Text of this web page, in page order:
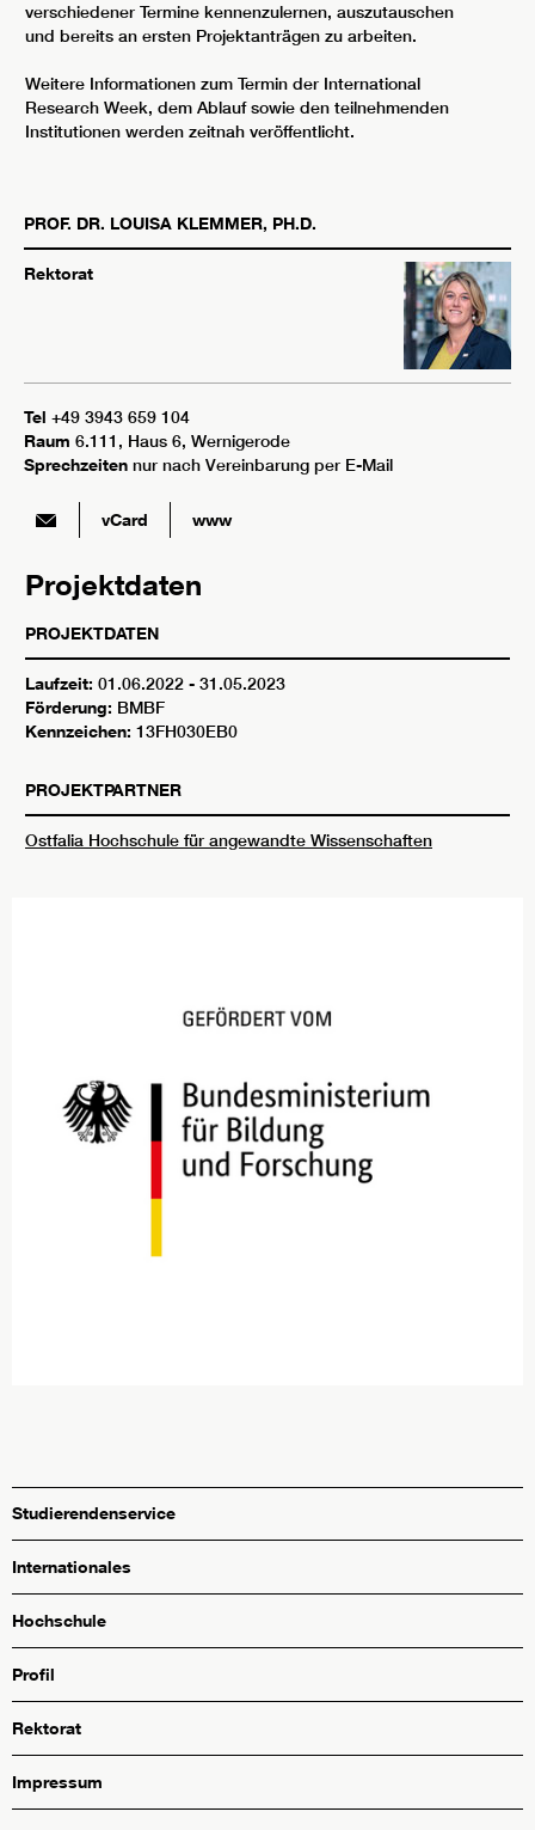
verschiedener Termine kennenzulernen, auszutauschen
und bereits an ersten Projektanträgen zu arbeiten.
Weitere Informationen zum Termin der International
Research Week, dem Ablauf sowie den teilnehmenden
Institutionen werden zeitnah veröffentlicht.
PROF. DR. LOUISA KLEMMER, PH.D.
Rektorat
Tel +49 3943 659 104
Raum 6.111, Haus 6, Wernigerode
Sprechzeiten nur nach Vereinbarung per E-Mail
vCard www
Projektdaten
PROJEKTDATEN
Laufzeit: 01.06.2022 - 31.05.2023
Förderung: BMBF
Kennzeichen: 13FH030EB0
PROJEKTPARTNER
Ostfalia Hochschule für angewandte Wissenschaften
Studierendenservice
Internationales
Hochschule
Profil
Rektorat
Impressum